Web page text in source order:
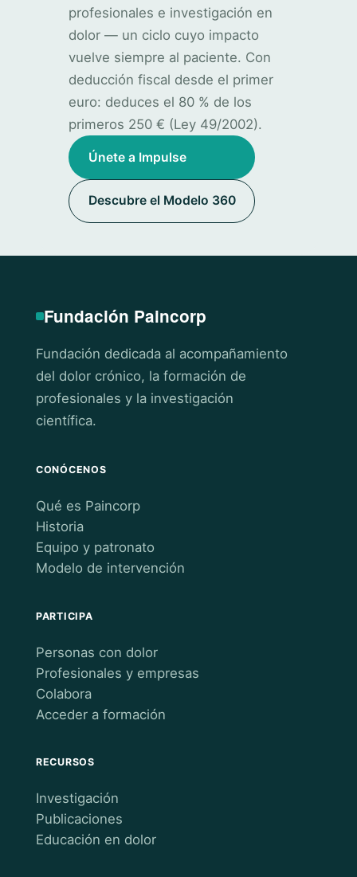
profesionales e investigación en
dolor — un ciclo cuyo impacto
vuelve siempre al paciente. Con
deducción fiscal desde el primer
euro: deduces el 80 % de los
primeros 250 € (Ley 49/2002).
Únete a Impulse
Descubre el Modelo 360
Fundación Paincorp
Fundación dedicada al acompañamiento
del dolor crónico, la formación de
profesionales y la investigación
científica.
CONÓCENOS
Qué es Paincorp
Historia
Equipo y patronato
Modelo de intervención
PARTICIPA
Personas con dolor
Profesionales y empresas
Colabora
Acceder a formación
RECURSOS
Investigación
Publicaciones
Educación en dolor